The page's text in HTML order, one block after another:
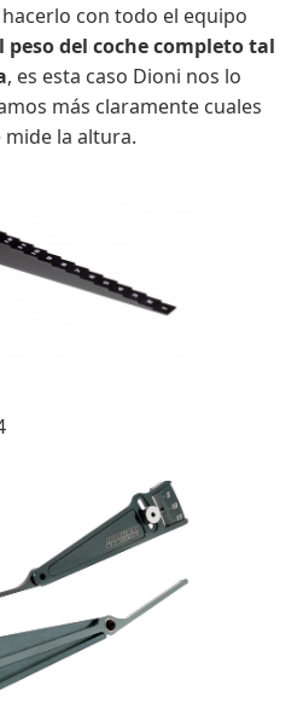
con todo el equipo
peso del coche completo tal
, es esta caso Dioni nos lo
más claramente cuales
la altura.